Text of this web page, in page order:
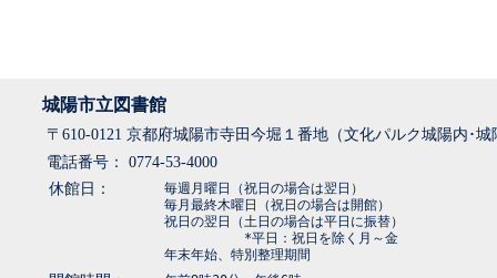
城陽市立図書館
〒610-0121 京都府城陽市寺田今堀１番地（文化パルク城陽内･
電話番号： 0774-53-4000
休館日：
毎週月曜日（祝日の場合は翌日）
毎月最終木曜日（祝日の場合は開館）
祝日の翌日（土日の場合は平日に振替）
*平日：祝日を除く月～金
年末年始、特別整理期間